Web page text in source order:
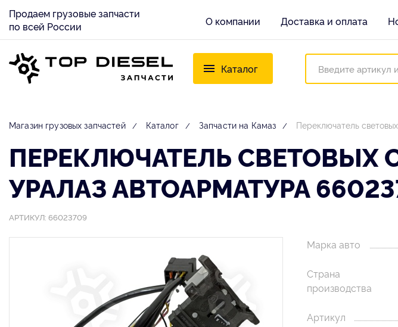
Продаем грузовые запчасти
по всей России
О компании Доставка и оплата
Каталог
Магазин грузовых запчастей Каталог Запчасти на Камаз Переключатель
ПЕРЕКЛЮЧАТЕЛЬ СВЕТОВЫХ
УРАЛАЗ АВТОАРМАТУРА
АРТИКУЛ: 66023709
Марка авто
Страна
производства
Артикул